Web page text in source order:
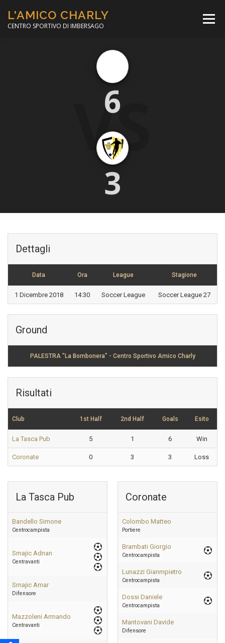
contenuto
L'AMICO CHARLY
CENTRO SPORTIVO DI IMBERSAGO
Menù
CORSO CALCIO A 5
MINIBASKET
VS
6
3
Dettagli
Data Ora League Stagione
1 Dicembre 2018 14:30 Soccer League Soccer League 27
Ground
PALESTRA "La Bombonera" - Centro Sportivo Amico Charly
Risultati
Club 1st Half 2nd Half Goals Esito
La Tasca Pub 5 1 6 Win
Coronate 0 3 3 Loss
La Tasca Pub
Bandello Simone
Centrocampista
Smajic Adnan
Centravanti
Smajic Amar
Difensore
Mazzoleni Armando
Centravanti
Coronate
Colombo Matteo
Portiere
Brambati Giorgio
Centrocampista
Lunazzi Gianmpietro
Centrocampista
Dossi Daniele
Centrocampista
Mantovani Davide
Difensore